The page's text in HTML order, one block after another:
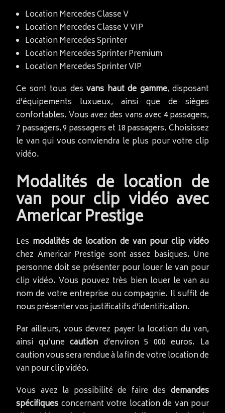
Location Mercedes Classe V
Location Mercedes Classe V VIP
Location Mercedes Sprinter
Location Mercedes Sprinter Premium
Location Mercedes Sprinter VIP
Ce sont tous des vans haut de gamme, disposant
d’équipements luxueux, ainsi que de sièges
confortables. Vous avez des vans avec 4 passagers,
7 passagers, 9 passagers et 18 passagers. Choisissez
le van qui vous conviendra le plus pour votre clip
vidéo.
Modalités de location de
van pour clip vidéo avec
Americar Prestige
Les modalités de location de van pour clip vidéo
chez Americar Prestige sont assez basiques. Une
personne doit se présenter pour louer le van pour
clip vidéo. Vous pouvez très bien louer le van au
nom de votre entreprise ou compagnie. Il suffit de
nous présenter vos justificatifs d’identification.
Par ailleurs, vous devrez payer la location du van,
ainsi qu’unecaution d’environ 5 000 euros. La
caution vous sera rendue à la fin de votre location de
van pour clip vidéo.
Vous avez la possibilité de faire des demandes
spécifiques concernant votre location de van pour